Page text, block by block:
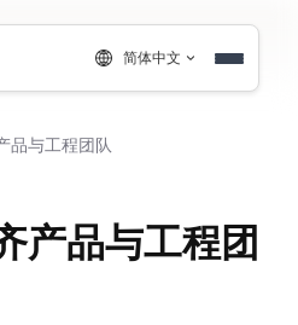
简体中文
品与工程团队
产品与工程团